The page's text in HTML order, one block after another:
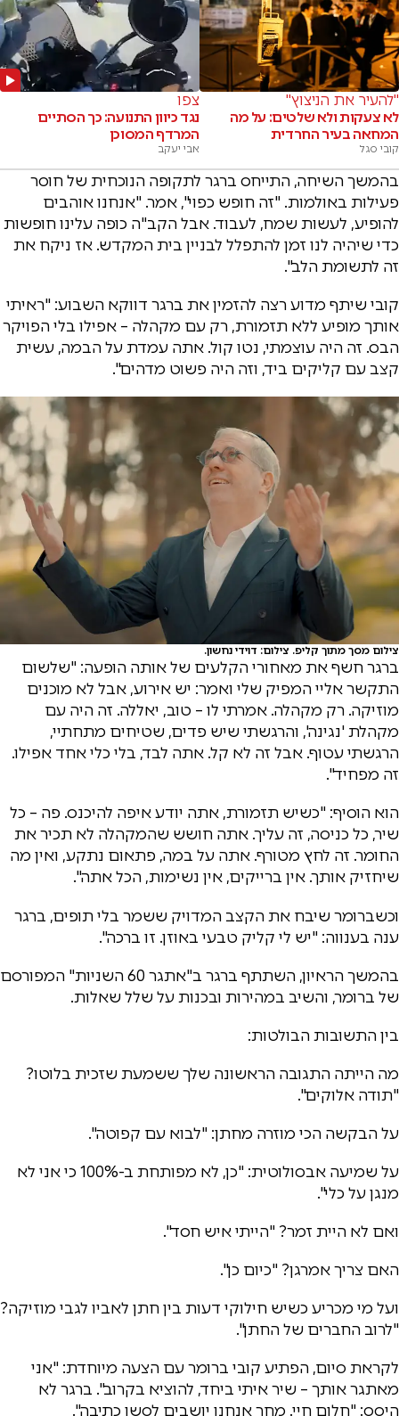
"להעיר את הניצוץ"
לא צעקות ולא שלטים: על מה
המחאה בעיר החרדית
קובי סגל
צפו
נגד כיוון התנועה: כך הסתיים
המרדף המסוכן
אבי יעקב
בהמשך השיחה, התייחס ברגר לתקופה הנוכחית של חוסר
פעילות באולמות. "זה חופש כפוי", אמר. "אנחנו אוהבים
להופיע, לעשות שמח, לעבוד. אבל הקב"ה כופה עלינו חופשות
כדי שיהיה לנו זמן להתפלל לבניין בית המקדש. אז ניקח את
זה לתשומת הלב".
קובי שיתף מדוע רצה להזמין את ברגר דווקא השבוע: "ראיתי
אותך מופיע ללא תזמורת, רק עם מקהלה – אפילו בלי הפויקר
הבס. זה היה עוצמתי, נטו קול. אתה עמדת על הבמה, עשית
קצב עם קליקים ביד, וזה היה פשוט מדהים".
צילום מסך מתוך קליפ. צילום: דוידי נחשון.
ברגר חשף את מאחורי הקלעים של אותה הופעה: "שלשום
התקשר אליי המפיק שלי ואמר: יש אירוע, אבל לא מוכנים
מוזיקה. רק מקהלה. אמרתי לו – טוב, יאללה. זה היה עם
מקהלת 'נגינה', והרגשתי שיש פדים, שטיחים מתחתיי,
הרגשתי עטוף. אבל זה לא קל. אתה לבד, בלי כלי אחד אפילו.
זה מפחיד".
הוא הוסיף: "כשיש תזמורת, אתה יודע איפה להיכנס. פה – כל
שיר, כל כניסה, זה עליך. אתה חושש שהמקהלה לא תכיר את
החומר. זה לחץ מטורף. אתה על במה, פתאום נתקע, ואין מה
שיחזיק אותך. אין ברייקים, אין נשימות, הכל אתה".
וכשברומר שיבח את הקצב המדויק ששמר בלי תופים, ברגר
ענה בענווה: "יש לי קליק טבעי באוזן. זו ברכה".
בהמשך הראיון, השתתף ברגר ב"אתגר 60 השניות" המפורסם
של ברומר, והשיב במהירות ובכנות על שלל שאלות.
בין התשובות הבולטות:
מה הייתה התגובה הראשונה שלך ששמעת שזכית בלוטו?
"תודה אלוקים".
על הבקשה הכי מוזרה מחתן: "לבוא עם קפוטה".
על שמיעה אבסולוטית: "כן, לא מפותחת ב-100% כי אני לא
מנגן על כלי".
ואם לא היית זמר? "הייתי איש חסד".
האם צריך אמרגן? "כיום כן".
ועל מי מכריע כשיש חילוקי דעות בין חתן לאביו לגבי מוזיקה?
"לרוב החברים של החתן".
לקראת סיום, הפתיע קובי ברומר עם הצעה מיוחדת: "אני
מאתגר אותך – שיר איתי ביחד, להוציא בקרוב". ברגר לא
היסס: "חלום חיי. מחר אנחנו יושבים לסשן כתיבה".